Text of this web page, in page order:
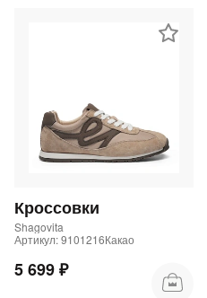
Кроссовки
Shagovita
Артикул: 9101216Какао
5 699 ₽